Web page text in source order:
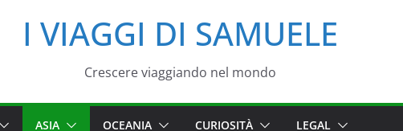
I VIAGGI DI SAMUELE
Crescere viaggiando nel mondo
ASIA OCEANIA CURIOSITÀ LEGAL